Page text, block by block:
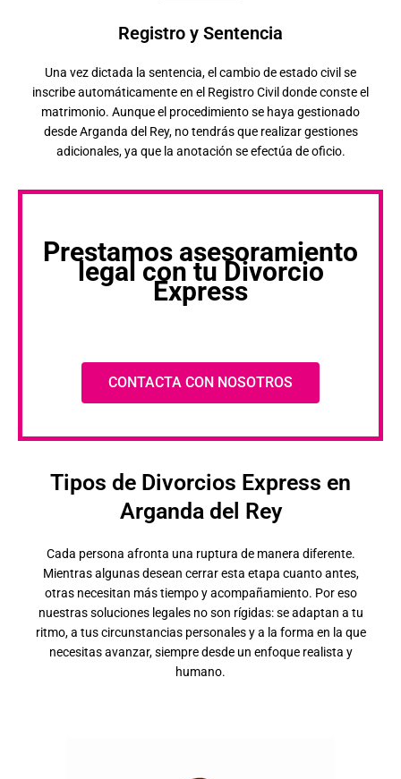
Registro y Sentencia
Una vez dictada la sentencia, el cambio de estado civil se
inscribe automáticamente en el Registro Civil donde conste el
matrimonio. Aunque el procedimiento se haya gestionado
desde Arganda del Rey, no tendrás que realizar gestiones
adicionales, ya que la anotación se efectúa de oficio.
Prestamos asesoramiento
legal con tu Divorcio
Express
CONTACTA CON NOSOTROS
Tipos de Divorcios Express en
Arganda del Rey
Cada persona afronta una ruptura de manera diferente.
Mientras algunas desean cerrar esta etapa cuanto antes,
otras necesitan más tiempo y acompañamiento. Por eso
nuestras soluciones legales no son rígidas: se adaptan a tu
ritmo, a tus circunstancias personales y a la forma en la que
necesitas avanzar, siempre desde un enfoque realista y
humano.